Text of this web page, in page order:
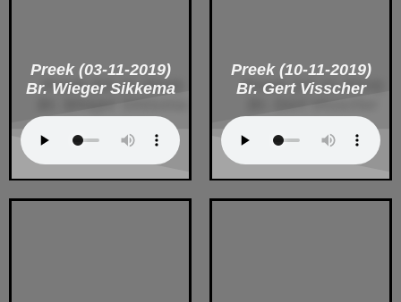
Preek (03-11-2019)
Br. Wieger Sikkema
Preek (10-11-2019)
Br. Gert Visscher